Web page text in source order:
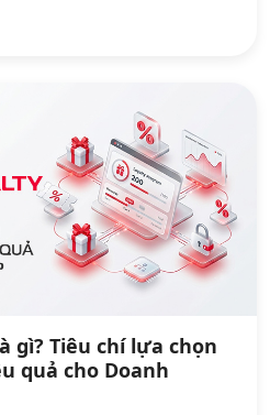
gì? Tiêu chí lựa chọn
quả cho Doanh